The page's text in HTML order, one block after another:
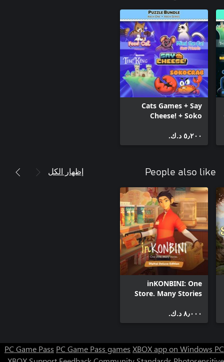
Cats Games + Say
Cheese! + Soko
٥٫٢٠٠ د.ك.‏
People also like إظهار الكل
inKONBINI: One
Store. Many Stories
٨٫٠٠٠ د.ك.‏
PC Game Pass PC Game Pass games XBOX app on Windows PC